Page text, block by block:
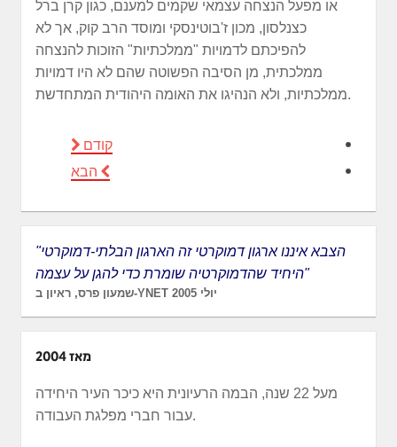
או מפעל הנצחה עצמאי שקמים למענם, כגון קרן ברל
כצנלסון, מכון ז'בוטינסקי ומוסד הרב קוק, אך לא
להפיכתם לדמויות "ממלכתיות" הזוכות להנצחה
ממלכתית, מן הסיבה הפשוטה שהם לא היו דמויות
ממלכתיות, ולא הנהיגו את האומה היהודית המתחדשת.
קודם
הבא
"הצבא איננו ארגון דמוקרטי זה הארגון הבלתי-דמוקרטי
היחיד שהדמוקרטיה שומרת כדי להגן על עצמה"
שמעון פרס, ראיון ב-YNET יולי 2005
מאז 2004
מעל 22 שנה, הבמה הרעיונית היא כיכר העיר היחידה
עבור חברי מפלגת העבודה.